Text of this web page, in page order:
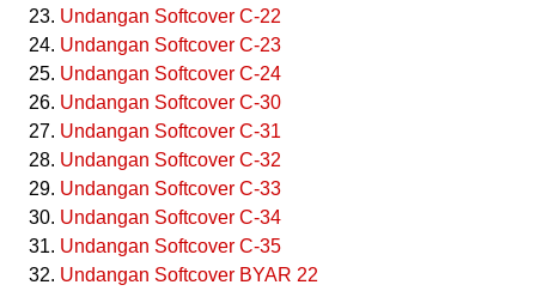
Undangan Softcover C-22
Undangan Softcover C-23
Undangan Softcover C-24
Undangan Softcover C-30
Undangan Softcover C-31
Undangan Softcover C-32
Undangan Softcover C-33
Undangan Softcover C-34
Undangan Softcover C-35
Undangan Softcover BYAR 22